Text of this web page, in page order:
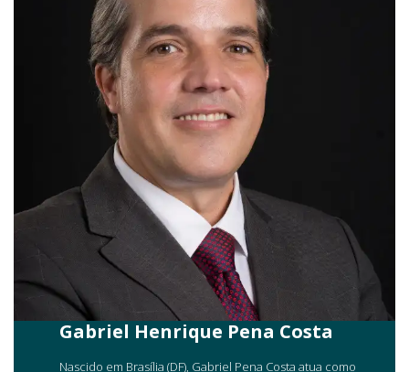
Gabriel Henrique Pena Costa
Nascido em Brasília (DF), Gabriel Pena Costa atua como